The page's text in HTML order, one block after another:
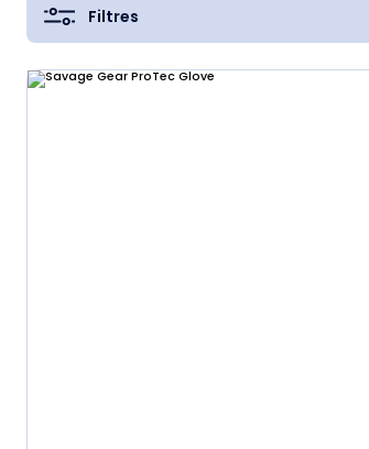
Filtres